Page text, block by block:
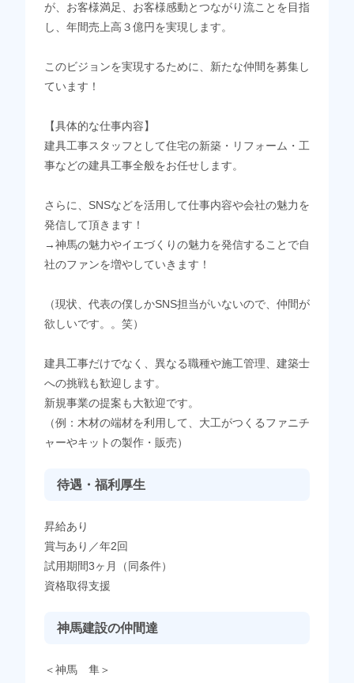
が、お客様満足、お客様感動とつながり流ことを目指
し、年間売上高３億円を実現します。
このビジョンを実現するために、新たな仲間を募集し
ています！
【具体的な仕事内容】
建具工事スタッフとして住宅の新築・リフォーム・工
事などの建具工事全般をお任せします。
さらに、SNSなどを活用して仕事内容や会社の魅力を
発信して頂きます！
→神馬の魅力やイエづくりの魅力を発信することで自
社のファンを増やしていきます！
（現状、代表の僕しかSNS担当がいないので、仲間が
欲しいです。。笑）
建具工事だけでなく、異なる職種や施工管理、建築士
への挑戦も歓迎します。
新規事業の提案も大歓迎です。
（例：木材の端材を利用して、大工がつくるファニチ
ャーやキットの製作・販売）
待遇・福利厚生
昇給あり
賞与あり／年2回
試用期間3ヶ月（同条件）
資格取得支援
神馬建設の仲間達
＜神馬 隼＞